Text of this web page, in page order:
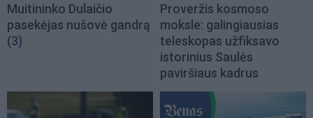
Muitininko Dulaičio
pasekėjas nušovė gandrą
(3)
Proveržis kosmoso
moksle: galingiausias
teleskopas užfiksavo
istorinius Saulės
paviršiaus kadrus